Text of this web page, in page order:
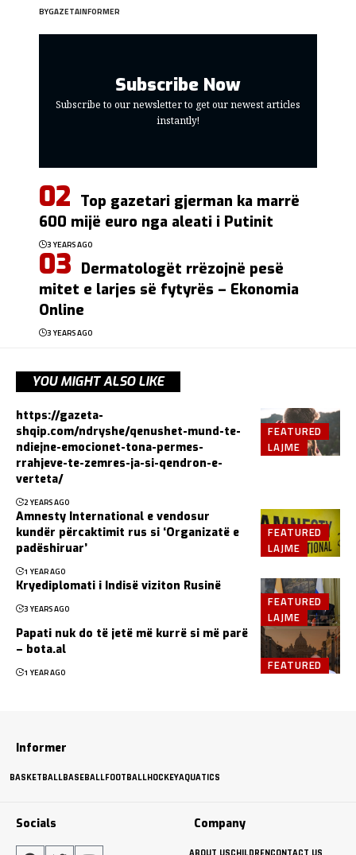
BYGAZETAINFORMER
Subscribe Now
Subscribe to our newsletter to get our newest articles
instantly!
Top gazetari gjerman ka marrë
600 mijë euro nga aleati i Putinit
3 YEARS AGO
Dermatologët rrëzojnë pesë
mitet e larjes së fytyrës – Ekonomia
Online
3 YEARS AGO
YOU MIGHT ALSO LIKE
FEATURED
LAJME
https://gazeta-
shqip.com/ndryshe/qenushet-mund-te-
ndiejne-emocionet-tona-permes-
rrahjeve-te-zemres-ja-si-qendron-e-
verteta/
2 YEARS AGO
FEATURED
LAJME
Amnesty International e vendosur
kundër përcaktimit rus si ‘Organizatë e
padëshiruar’
1 YEAR AGO
FEATURED
LAJME
Kryediplomati i Indisë viziton Rusinë
3 YEARS AGO
FEATURED
Papati nuk do të jetë më kurrë si më parë
– bota.al
1 YEAR AGO
Informer
BASKETBALLBASEBALLFOOTBALLHOCKEYAQUATICS
Socials Company